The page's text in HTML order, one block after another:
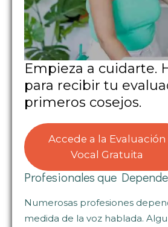
Empieza a cuidarte.
para recibir tu
primeros cosejos.
Accede a la Evaluación
Vocal Gratuita
Profesionales que
Numerosas profesiones
medida de la voz hablada.